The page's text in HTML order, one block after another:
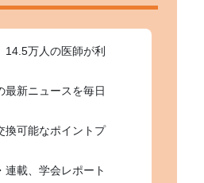
14.5万人の医師が利
最新ニュースを毎日
換可能なポイントプ
連載、学会レポート